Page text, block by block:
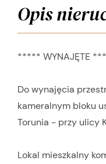
Opis
***** WYNAJĘTE
Do wynajęcia
kameralnym bloku
Torunia - przy ulicy
Lokal mieszkalny